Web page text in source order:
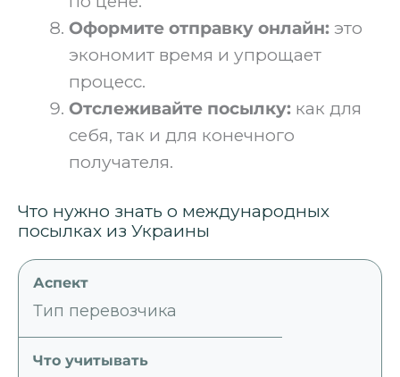
Оформите отправку онлайн: это
экономит время и упрощает
процесс.
Отслеживайте посылку: как для
себя, так и для конечного
получателя.
Что нужно знать о международных
посылках из Украины
Тип перевозчика